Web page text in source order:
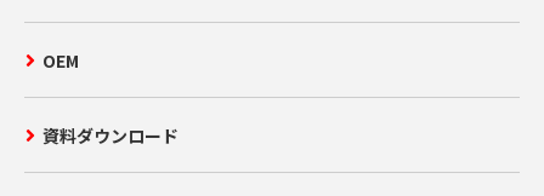
OEM
資料ダウンロード